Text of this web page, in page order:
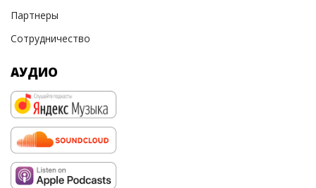
Партнеры
Сотрудничество
АУДИО